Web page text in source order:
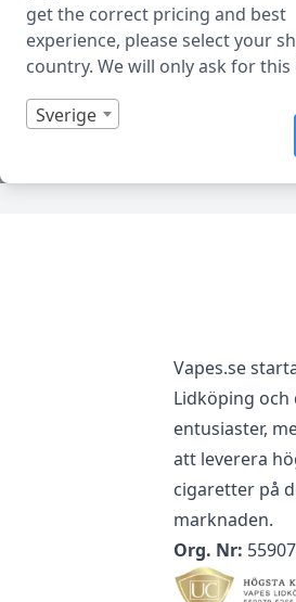
get the correct pricing and best
experience, please select your
country. We will only ask for this
Sverige
Filtrera
Vapes.se
Lidköping och
entusiaster,
att leverera
cigaretter på
marknaden.
Org. Nr: